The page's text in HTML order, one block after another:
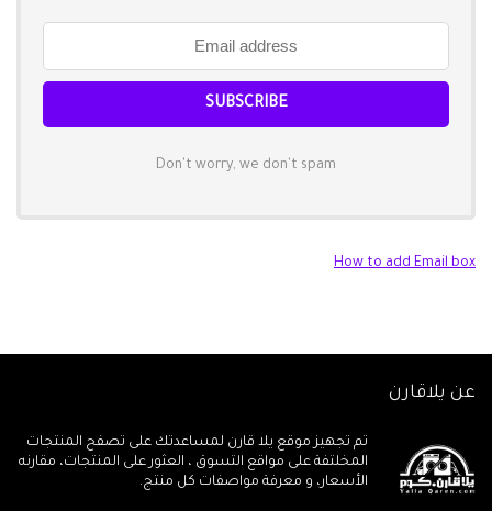
Don't worry, we don't spam
How to add Email box
عن يلاقارن
تم تجهيز موقع يلا قارن لمساعدتك على تصفح المنتجات
المخلتفة على مواقع التسوق ، العثور على المنتجات، مقارنه
الأسعار، و معرفة مواصفات كل منتج.